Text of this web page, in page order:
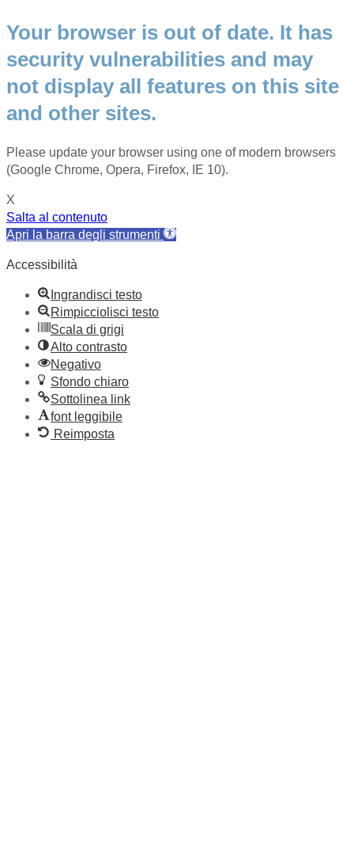
Your browser is out of date. It has
security vulnerabilities and may
not display all features on this site
and other sites.
Please update your browser using one of modern browsers
(Google Chrome, Opera, Firefox, IE 10).
X
Salta al contenuto
Apri la barra degli strumenti
Accessibilità
Ingrandisci testo
Rimpicciolisci testo
Scala di grigi
Alto contrasto
Negativo
Sfondo chiaro
Sottolinea link
font leggibile
Reimposta